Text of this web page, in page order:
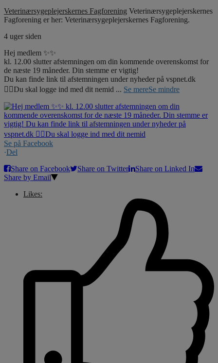
Veterinærsygeplejerskernes Fagforening Veterinærsygeplejerskernes
Fagforening er her: Veterinærsygeplejerskernes Fagforening.
4 uger siden
Hej medlem ✨✨
kl. 12.00 slutter afstemningen om din kommende overenskomst for
de næste 19 måneder. Din stemme er vigtig!
Du kan finde link til afstemningen under nyheder på vspnet.dk
☝🏼Du skal logge ind med dit nemid ... Se mereSe mindre
Se på Facebook
·Del
Share on Facebook
Share on Twitter
Share on Linked In
Share by Email
Likes: